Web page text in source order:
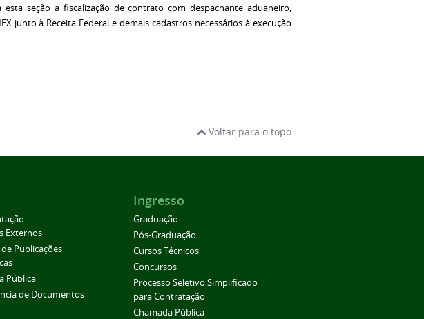
seção a fiscalização de contrato com despachante aduaneiro,
junto à Receita Federal e demais cadastros necessários à execução
Voltar para o topo
Externos
Publicações
Pública
de Documentos
Ingresso
Graduação
Pós-Graduação
Cursos Técnicos
Concursos
Processo Seletivo Simplificado
para Contratação
Chamada Pública